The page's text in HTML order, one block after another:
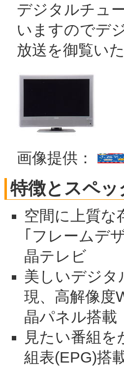
デジタルチュ
いますのでデ
放送を御覧い
画像提供：
特徴とスペッ
空間に上質な
｢フレームデ
晶テレビ
美しいデジタ
現、高解像度
晶パネル搭載
見たい番組
組表(EPG)搭